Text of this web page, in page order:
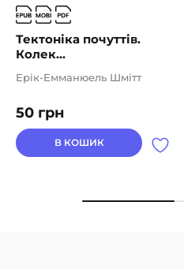
Тектоніка почуттів.
Колек...
50 грн
Ерік-Емманюель Шмітт
В КОШИК